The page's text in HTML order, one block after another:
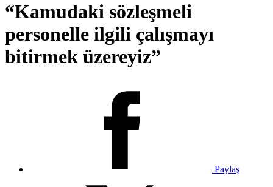
“Kamudaki sözleşmeli
personelle ilgili çalışmayı
bitirmek üzereyiz”
Paylaş